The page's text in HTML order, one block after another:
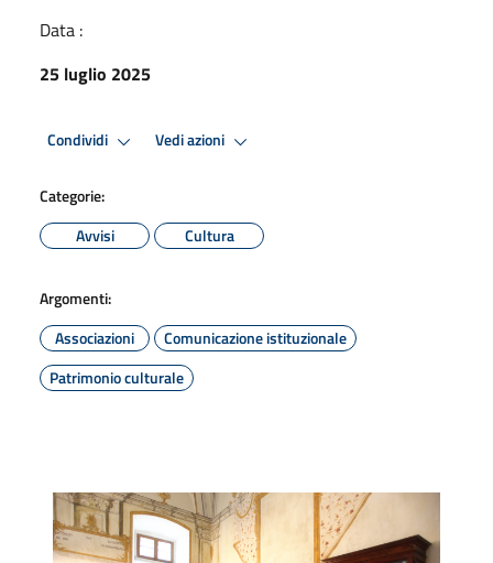
Data :
25 luglio 2025
Condividi Vedi azioni
Categorie:
Avvisi
Cultura
Argomenti:
Associazioni
Comunicazione istituzionale
Patrimonio culturale